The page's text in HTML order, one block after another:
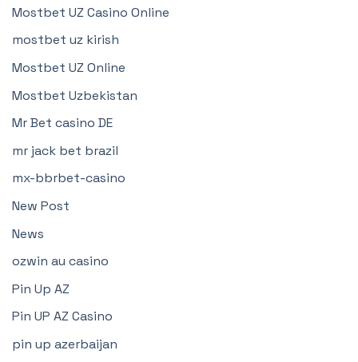
Mostbet UZ Casino Online
mostbet uz kirish
Mostbet UZ Online
Mostbet Uzbekistan
Mr Bet casino DE
mr jack bet brazil
mx-bbrbet-casino
New Post
News
ozwin au casino
Pin Up AZ
Pin UP AZ Casino
pin up azerbaijan